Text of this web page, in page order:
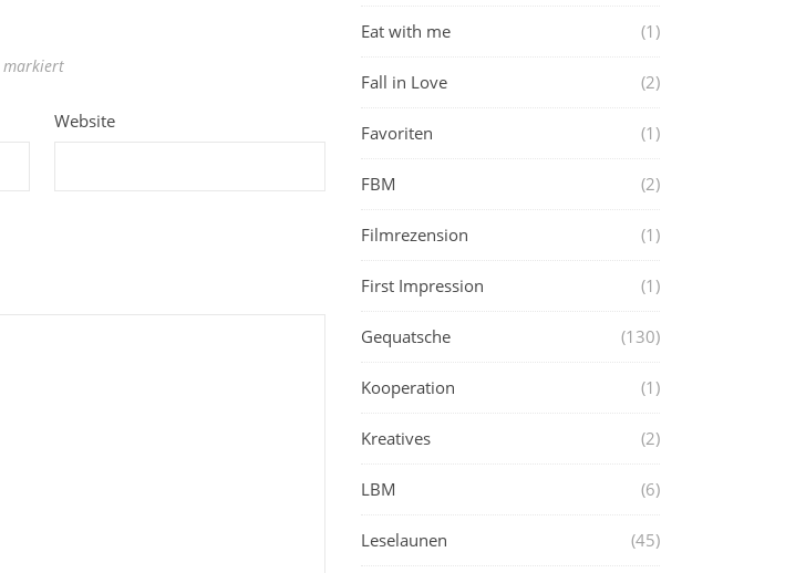
markiert
Website
Eat with me (1)
Fall in Love (2)
Favoriten (1)
FBM (2)
Filmrezension (1)
First Impression (1)
Gequatsche (130)
Kooperation (1)
Kreatives (2)
LBM (6)
Leselaunen (45)